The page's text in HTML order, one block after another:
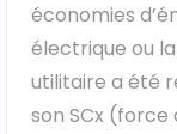
économies
électrique ou
utilitaire a été
son SCx